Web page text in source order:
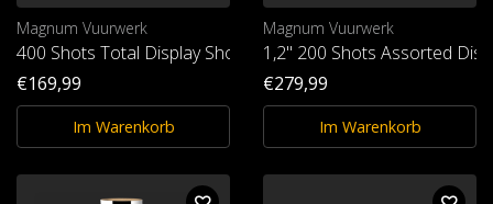
Magnum Vuurwerk
400 Shots Total Display Show
€169,99
Im Warenkorb
Magnum Vuurwerk
1,2" 200 Shots Assorted
€279,99
Im Warenkorb